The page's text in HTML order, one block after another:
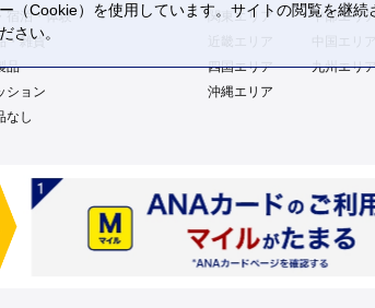
宿泊・体験
雑貨
品
ション
なし
関東エリア
中部エリ
四国エリア
九州エリ
沖縄エリア
（Cookie）を使用しています。サイトの閲覧を継
さい。